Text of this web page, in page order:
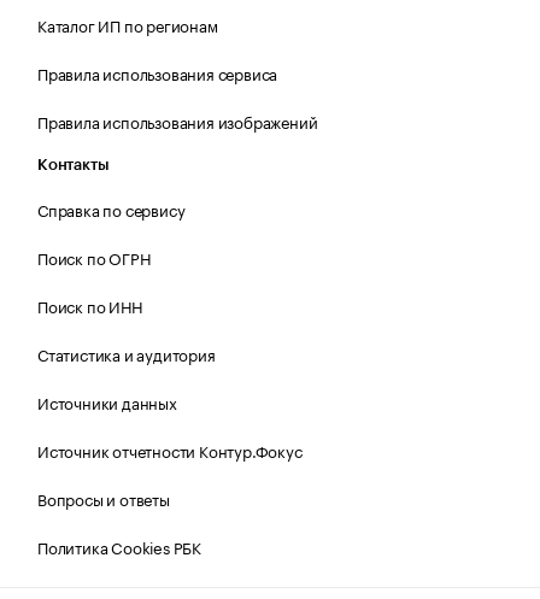
Каталог ИП по регионам
Правила использования сервиса
Правила использования изображений
Контакты
Справка по сервису
Поиск по ОГРН
Поиск по ИНН
Статистика и аудитория
Источники данных
Источник отчетности Контур.Фокус
Вопросы и ответы
Политика Cookies РБК